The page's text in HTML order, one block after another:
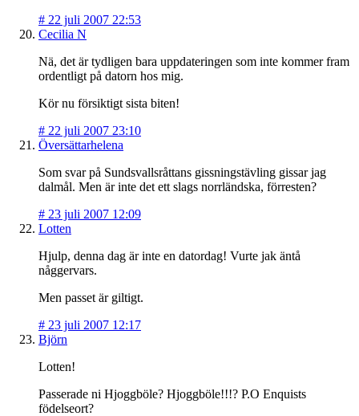
# 22 juli 2007 22:53
Cecilia N
Nä, det är tydligen bara uppdateringen som inte kommer fram
ordentligt på datorn hos mig.
Kör nu försiktigt sista biten!
# 22 juli 2007 23:10
Översättarhelena
Som svar på Sundsvallsråttans gissningstävling gissar jag
dalmål. Men är inte det ett slags norrländska, förresten?
# 23 juli 2007 12:09
Lotten
Hjulp, denna dag är inte en datordag! Vurte jak äntå
någgervars.
Men passet är giltigt.
# 23 juli 2007 12:17
Björn
Lotten!
Passerade ni Hjoggböle? Hjoggböle!!!? P.O Enquists
födelseort?